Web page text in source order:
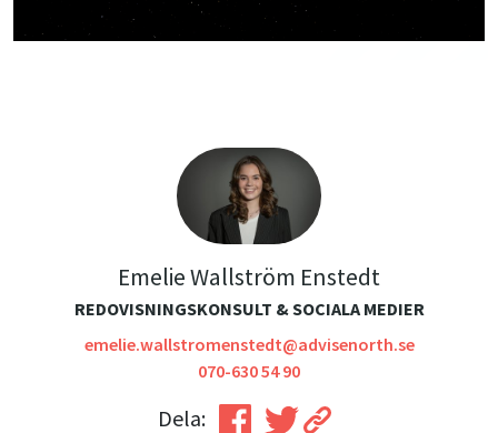
Emelie Wallström Enstedt
REDOVISNINGSKONSULT & SOCIALA MEDIER
emelie.wallstromenstedt@advisenorth.se
070-630 54 90
Dela: